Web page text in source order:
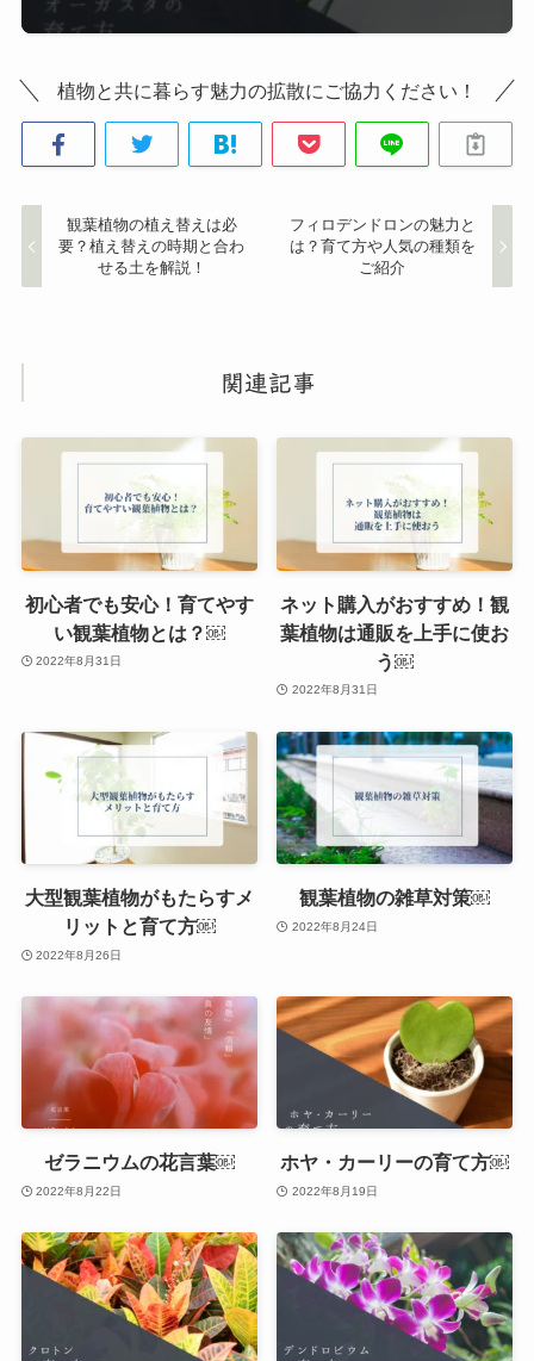
植物と共に暮らす魅力の拡散にご協力ください！
観葉植物の植え替えは必
要？植え替えの時期と合わ
せる土を解説！
フィロデンドロンの魅力と
は？育て方や人気の種類を
ご紹介
関連記事
初心者でも安心！育てやす
い観葉植物とは？￼
2022年8月31日
ネット購入がおすすめ！観
葉植物は通販を上手に使お
う￼
2022年8月31日
大型観葉植物がもたらすメ
リットと育て方￼
2022年8月26日
観葉植物の雑草対策￼
2022年8月24日
ゼラニウムの花言葉￼
2022年8月22日
ホヤ・カーリーの育て方￼
2022年8月19日